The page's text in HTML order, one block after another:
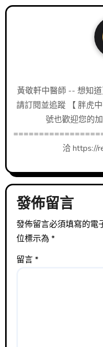
黃敬軒中醫師 -- 想知
請訂閱並追蹤 【 胖虎
號也歡迎您的
洽 https://
發佈留言
發佈留言必須填寫的電
位標示為*
留言*